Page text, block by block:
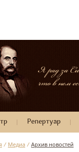
Репертуар
/ Медиа / Архив новостей